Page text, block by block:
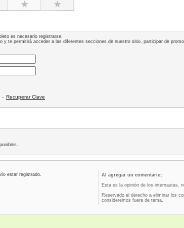
es necesario registrarse.
y te permitirá acceder a las diferentes secciones de nuestro sitio, participar de
- Recuperar Clave
estar registrado.
Al agregar un comentario:
Esta es la opinión de los internautas,
Reservado el derecho a eliminar los
consideremos fuera de tema.